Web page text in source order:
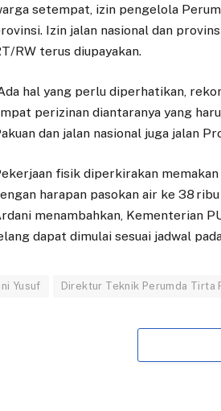
setempat, izin pengelola
Izin jalan nasional dan
RW terus diupayakan.
hal yang perlu diperhatikan,
perizinan diantaranya yang
dan jalan nasional juga jalan
fisik diperkirakan
harapan pasokan air ke 38
menambahkan, Kementerian
dapat dimulai sesuai jadwal
Yusuf Direktur Teknik Perumda Tirta